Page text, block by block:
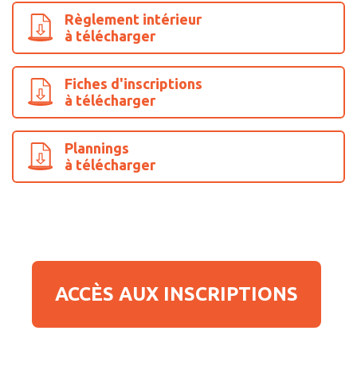
Règlement intérieur
à télécharger
Fiches d'inscriptions
à télécharger
Plannings
à télécharger
ACCÈS AUX INSCRIPTIONS